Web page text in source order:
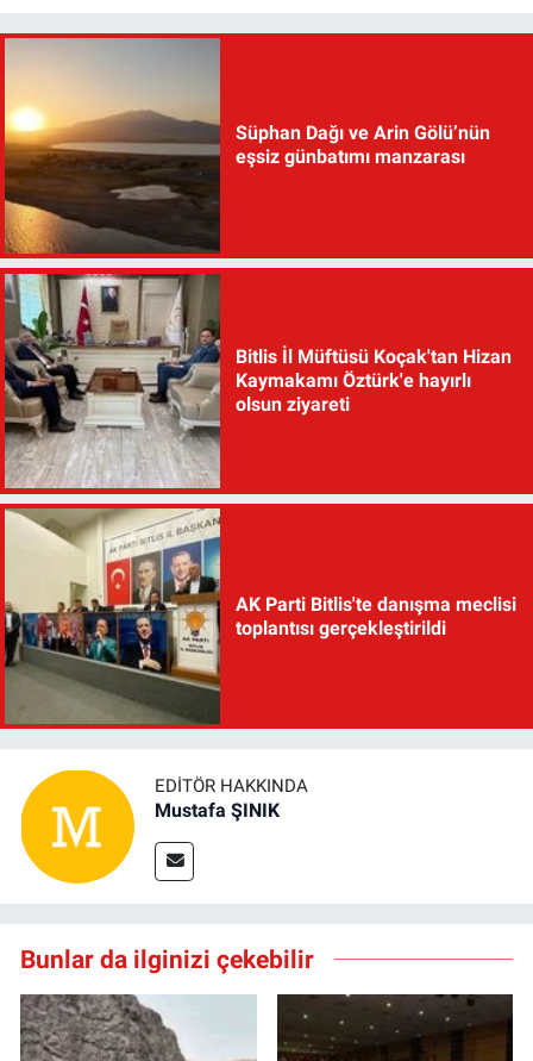
Süphan Dağı ve Arin Gölü’nün
eşsiz günbatımı manzarası
Bitlis İl Müftüsü Koçak'tan Hizan
Kaymakamı Öztürk'e hayırlı
olsun ziyareti
AK Parti Bitlis'te danışma meclisi
toplantısı gerçekleştirildi
EDITÖR HAKKINDA
Mustafa ŞINIK
Bunlar da ilginizi çekebilir